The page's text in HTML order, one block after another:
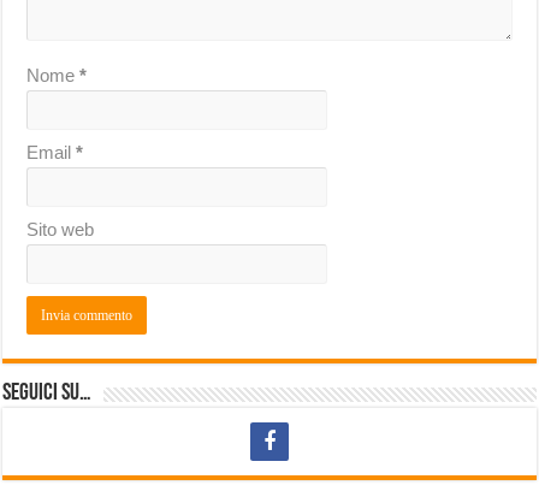
Nome*
Email*
Sito web
Seguici su…